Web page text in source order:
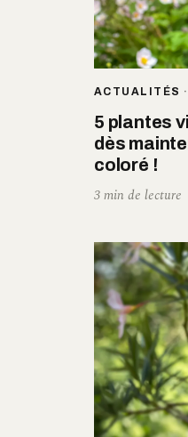
ACTUALITÉS ·
5 plantes
dès
coloré !
3 min de lecture